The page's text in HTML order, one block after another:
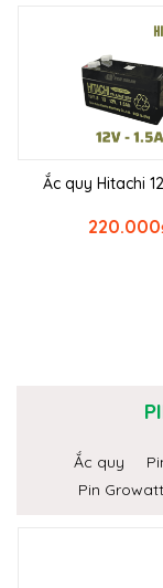
Ắc quy Hitachi
220.000
Ắc quy
Pin Growatt